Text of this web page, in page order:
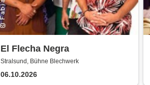
El Flecha Negra
Stralsund, Bühne Blechwerk
06.10.2026